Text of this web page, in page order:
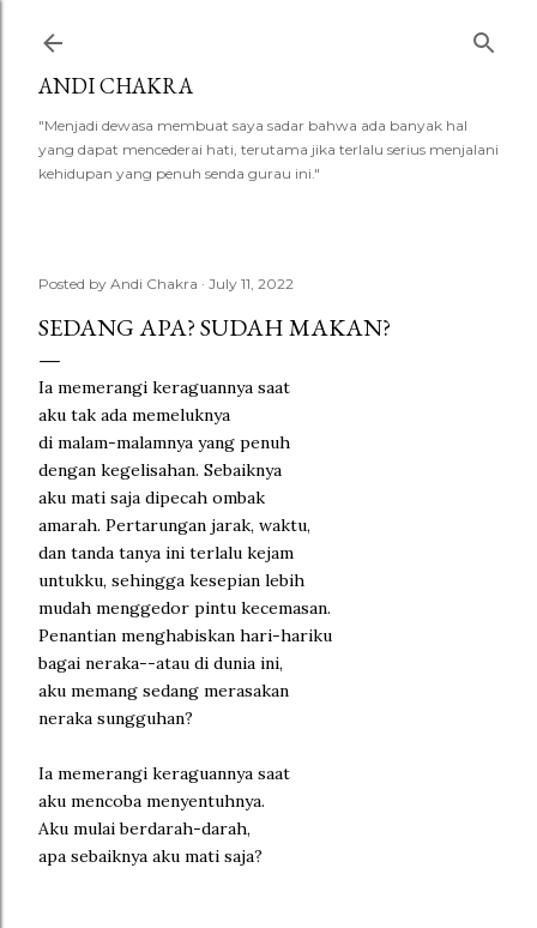
ANDI CHAKRA
"Menjadi dewasa membuat saya sadar bahwa ada banyak hal
yang dapat mencederai hati, terutama jika terlalu serius menjalani
kehidupan yang penuh senda gurau ini."
Posted by Andi Chakra July 11, 2022
SEDANG APA? SUDAH MAKAN?
Ia memerangi keraguannya saat
aku tak ada memeluknya
di malam-malamnya yang penuh
dengan kegelisahan. Sebaiknya
aku mati saja dipecah ombak
amarah. Pertarungan jarak, waktu,
dan tanda tanya ini terlalu kejam
untukku, sehingga kesepian lebih
mudah menggedor pintu kecemasan.
Penantian menghabiskan hari-hariku
bagai neraka--atau di dunia ini,
aku memang sedang merasakan
neraka sungguhan?
Ia memerangi keraguannya saat
aku mencoba menyentuhnya.
Aku mulai berdarah-darah,
apa sebaiknya aku mati saja?